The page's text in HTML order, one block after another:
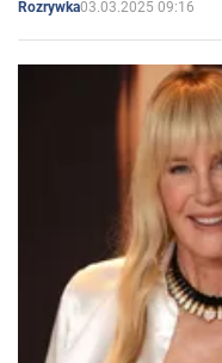
Rozrywka03.03.2025 09:16